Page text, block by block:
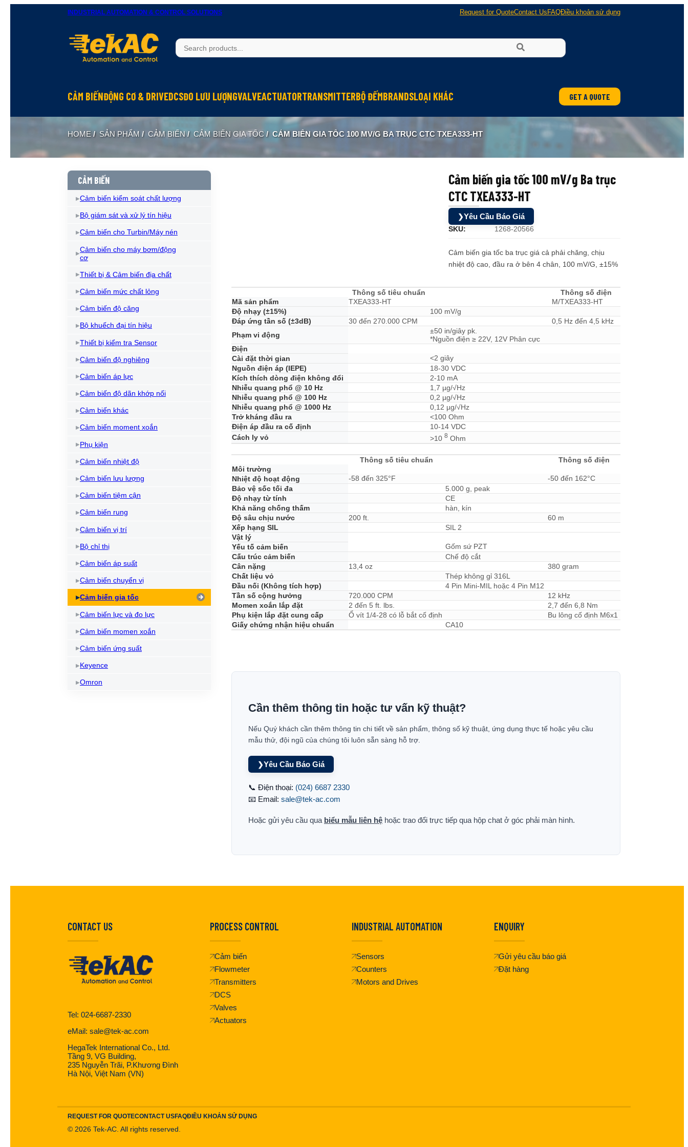
INDUSTRIAL AUTOMATION & CONTROL SOLUTIONS Request for QuoteContact Us FAQĐiều khoản sử dụng
CẢM BIẾNĐỘNG CƠ & DRIVEDCSĐO LƯU LƯỢNGVALVEACTUATORTRANSMITTERBỘ ĐẾMBRANDS
Oriental Motor
KGN
LOẠI KHÁC
Đèn phòng nổ
GET A QUOTE
HOME / SẢN PHẨM / CẢM BIẾN / CẢM BIẾN GIA TỐC / CẢM BIẾN GIA TỐC 100 MV/G BA TRỤC CTC TXEA333-HT
CẢM BIẾN
Cảm biến kiểm soát chất lượng
Bộ giám sát và xử lý tín hiệu
Cảm biến cho Turbin/Máy nén
Cảm biến cho máy bơm/động
cơ
Thiết bị & Cảm biến địa chất
Cảm biến mức chất lỏng
Cảm biến độ căng
Bộ khuếch đại tín hiệu
Thiết bị kiểm tra Sensor
Cảm biến độ nghiêng
Cảm biến áp lực
Cảm biến độ dãn khớp nối
Cảm biến khác
Cảm biến moment xoắn
Phụ kiện
Cảm biến nhiệt độ
Cảm biến lưu lượng
Cảm biến tiệm cận
Cảm biến rung
Cảm biến vị trí
Bộ chỉ thị
Cảm biến áp suất
Cảm biến chuyển vị
Cảm biến gia tốc
Cảm biến lực và đo lực
Cảm biến momen xoắn
Cảm biến ứng suất
Keyence
Omron
Cảm biến gia tốc 100 mV/g Ba trục
CTC TXEA333-HT
❯Yêu Cầu Báo Giá
SKU: 1268-20566
Cảm biến gia tốc ba trục giá cả phải chăng, chịu
nhiệt độ cao, đầu ra ở bên 4 chân, 100 mV/G, ±15%
Thông số tiêu chuẩn
Thông số điện
Mã sản phẩm
TXEA333-HT
M/TXEA333-HT
Độ nhạy (±15%)
100 mV/g
Đáp ứng tần số (±3dB)
30 đến 270.000 CPM
0,5 Hz đến 4,5 kHz
Phạm vi động
±50 in/giây pk.
*Nguồn điện ≥ 22V, 12V Phân cực
Điện
Cài đặt thời gian
<2 giây
Nguồn điện áp (IEPE)
18-30 VDC
Kích thích dòng điện không đổi
2-10 mA
Nhiễu quang phổ @ 10 Hz
1,7 µg/√Hz
Nhiễu quang phổ @ 100 Hz
0,2 µg/√Hz
Nhiễu quang phổ @ 1000 Hz
0,12 µg/√Hz
Trở kháng đầu ra
<100 Ohm
Điện áp đầu ra cố định
10-14 VDC
Cách ly vỏ
>10 8 Ohm
Thông số tiêu chuẩn
Thông số điện
Môi trường
Nhiệt độ hoạt động
-58 đến 325°F
-50 đến 162°C
Bảo vệ sốc tối đa
5.000 g, peak
Độ nhạy từ tính
CE
Khả năng chống thấm
hàn, kín
Độ sâu chịu nước
200 ft.
60 m
Xếp hạng SIL
SIL 2
Vật lý
Yếu tố cảm biến
Gốm sứ PZT
Cấu trúc cảm biến
Chế độ cắt
Cân nặng
13,4 oz
380 gram
Chất liệu vỏ
Thép không gỉ 316L
Đầu nối (Không tích hợp)
4 Pin Mini-MIL hoặc 4 Pin M12
Tần số cộng hưởng
720.000 CPM
12 kHz
Momen xoắn lắp đặt
2 đến 5 ft. lbs.
2,7 đến 6,8 Nm
Phụ kiện lắp đặt cung cấp
Ổ vít 1/4-28 có lỗ bắt cố định
Bu lông cố định M6x1
Giấy chứng nhận hiệu chuẩn
CA10
Cần thêm thông tin hoặc tư vấn kỹ thuật?
Nếu Quý khách cần thêm thông tin chi tiết về sản phẩm, thông số kỹ thuật, ứng dụng thực tế hoặc yêu cầu
mẫu thử, đội ngũ của chúng tôi luôn sẵn sàng hỗ trợ.
❯Yêu Cầu Báo Giá
📞 Điện thoại: (024) 6687 2330
📧 Email: sale@tek-ac.com
Hoặc gửi yêu cầu qua biểu mẫu liên hệ hoặc trao đổi trực tiếp qua hộp chat ở góc phải màn hình.
CONTACT US
Tel: 024-6687-2330
eMail: sale@tek-ac.com
HegaTek International Co., Ltd.
Tầng 9, VG Building,
235 Nguyễn Trãi, P.Khương Đình
Hà Nội, Việt Nam (VN)
PROCESS CONTROL
Cảm biến
Flowmeter
Transmitters
DCS
Valves
Actuators
INDUSTRIAL AUTOMATION
Sensors
Counters
Motors and Drives
ENQUIRY
Gửi yêu cầu báo giá
Đặt hàng
REQUEST FOR QUOTECONTACT USFAQĐIỀU KHOẢN SỬ DỤNG
© 2026 Tek-AC. All rights reserved.